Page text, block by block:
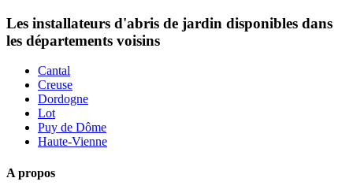
Les installateurs d'abris de jardin disponibles dans
les départements voisins
Cantal
Creuse
Dordogne
Lot
Puy de Dôme
Haute-Vienne
A propos